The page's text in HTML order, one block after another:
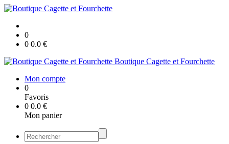
0
0 0.0 €
Boutique Cagette et Fourchette
Mon compte
0
Favoris
0 0.0 €
Mon panier